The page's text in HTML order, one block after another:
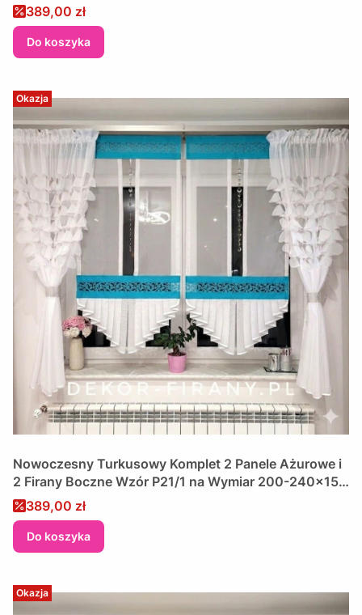
cmCena promocyjna
389,00 zł
Do koszyka
Okazja
Nowoczesny Turkusowy Komplet 2 Panele Ażurowe i
2 Firany Boczne Wzór P21/1 na Wymiar 200-240x150
cmCena promocyjna
389,00 zł
Do koszyka
Okazja